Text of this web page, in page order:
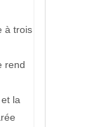
à trois
rend
la